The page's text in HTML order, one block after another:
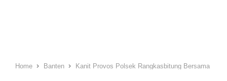
Home Banten Kanit Provos Polsek Rangkasbitung Bersama Sat